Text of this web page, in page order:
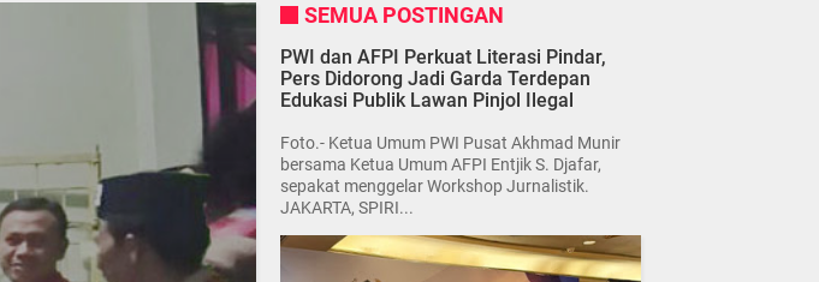
SEMUA POSTINGAN
PWI dan AFPI Perkuat Literasi Pindar,
Pers Didorong Jadi Garda Terdepan
Edukasi Publik Lawan Pinjol Ilegal
Foto.- Ketua Umum PWI Pusat Akhmad Munir
bersama Ketua Umum AFPI Entjik S. Djafar,
sepakat menggelar Workshop Jurnalistik.
JAKARTA, SPIRI...